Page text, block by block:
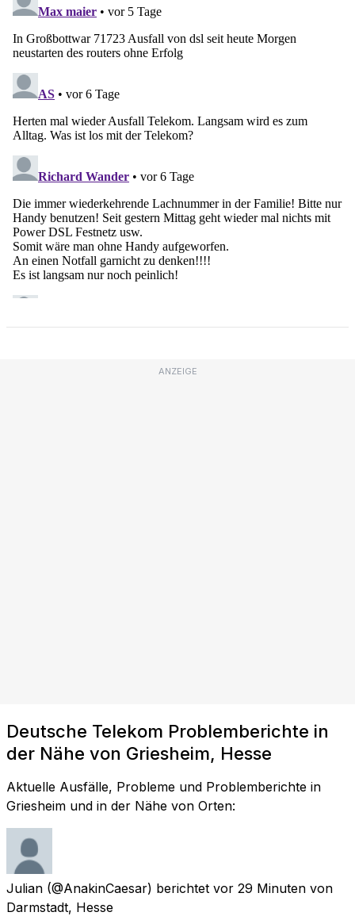
ANZEIGE
Deutsche Telekom Problemberichte in
der Nähe von Griesheim, Hesse
Aktuelle Ausfälle, Probleme und Problemberichte in
Griesheim und in der Nähe von Orten:
Julian (@AnakinCaesar) berichtet vor 29 Minuten von
Darmstadt, Hesse